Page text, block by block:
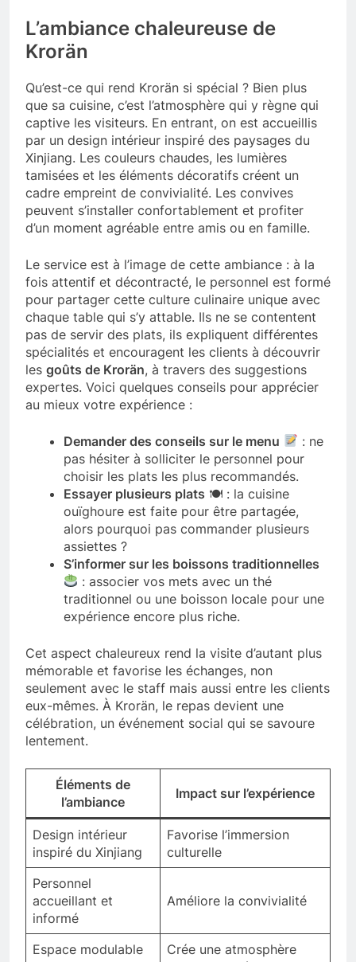
L’ambiance chaleureuse de
Krorän
Qu’est-ce qui rend Krorän si spécial ? Bien plus
que sa cuisine, c’est l’atmosphère qui y règne qui
captive les visiteurs. En entrant, on est accueillis
par un design intérieur inspiré des paysages du
Xinjiang. Les couleurs chaudes, les lumières
tamisées et les éléments décoratifs créent un
cadre empreint de convivialité. Les convives
peuvent s’installer confortablement et profiter
d’un moment agréable entre amis ou en famille.
Le service est à l’image de cette ambiance : à la
fois attentif et décontracté, le personnel est formé
pour partager cette culture culinaire unique avec
chaque table qui s’y attable. Ils ne se contentent
pas de servir des plats, ils expliquent différentes
spécialités et encouragent les clients à découvrir
les goûts de Krorän, à travers des suggestions
expertes. Voici quelques conseils pour apprécier
au mieux votre expérience :
Demander des conseils sur le menu
: ne
pas hésiter à solliciter le personnel pour
choisir les plats les plus recommandés.
Essayer plusieurs plats 🍽 : la cuisine
ouïghoure est faite pour être partagée,
alors pourquoi pas commander plusieurs
assiettes ?
S’informer sur les boissons traditionnelles
: associer vos mets avec un thé
traditionnel ou une boisson locale pour une
expérience encore plus riche.
Cet aspect chaleureux rend la visite d’autant plus
mémorable et favorise les échanges, non
seulement avec le staff mais aussi entre les clients
eux-mêmes. À Krorän, le repas devient une
célébration, un événement social qui se savoure
lentement.
Éléments de
l’ambiance
Impact sur l’expérience
Design intérieur
inspiré du Xinjiang
Favorise l’immersion
culturelle
Personnel
accueillant et
informé
Améliore la convivialité
Espace modulable
Crée une atmosphère